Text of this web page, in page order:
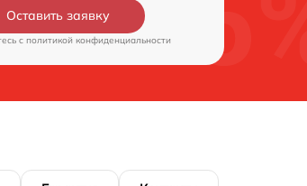
Оставить заявку
c политикой конфиденциальности